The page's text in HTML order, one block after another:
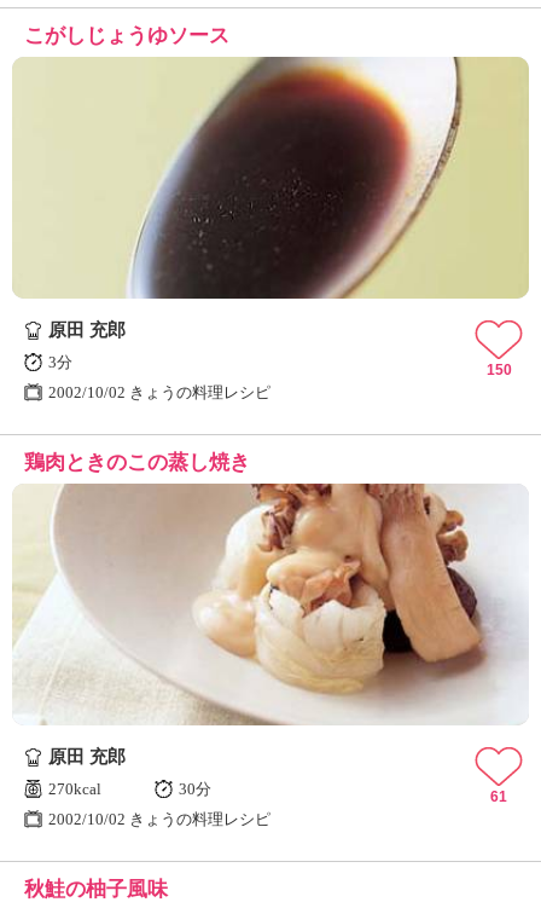
こがしじょうゆソース
原田 充郎
3分
2002/10/02 きょうの料理レシピ
150
鶏肉ときのこの蒸し焼き
原田 充郎
270kcal
30分
2002/10/02 きょうの料理レシピ
61
秋鮭の柚子風味